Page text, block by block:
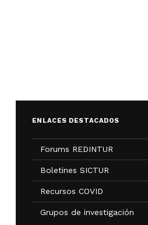
ENLACES DESTACADOS
Forums REDINTUR
Boletines SICTUR
Recursos COVID
Grupos de investigación